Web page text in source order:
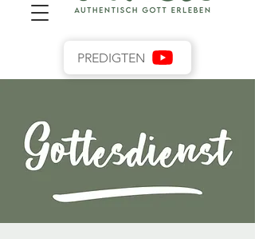
PREDIGTEN